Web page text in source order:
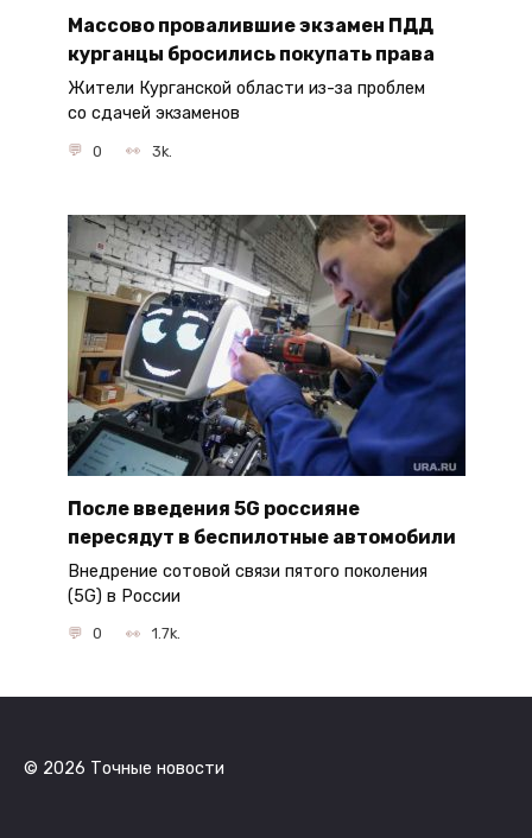
Массово провалившие экзамен ПДД
курганцы бросились покупать права
Жители Курганской области из-за проблем
со сдачей экзаменов
0 3k.
После введения 5G россияне
пересядут в беспилотные автомобили
Внедрение сотовой связи пятого поколения
(5G) в России
0 1.7k.
© 2026 Точные новости